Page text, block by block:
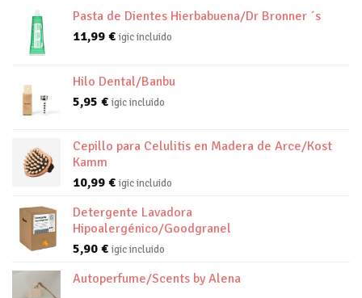
Pasta de Dientes Hierbabuena/Dr Bronner ´s
11,99 € igic incluido
Hilo Dental/Banbu
5,95 € igic incluido
Cepillo para Celulitis en Madera de Arce/Kost
Kamm
10,99 € igic incluido
Detergente Lavadora
Hipoalergénico/Goodgranel
5,90 € igic incluido
Autoperfume/Scents by Alena